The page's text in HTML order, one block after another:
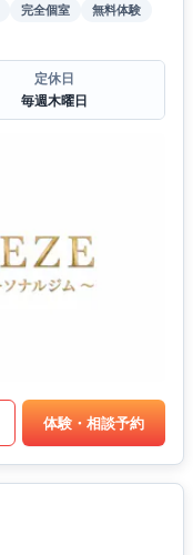
完全個室
無料体験
定休日
毎週木曜日
体験・相談予約